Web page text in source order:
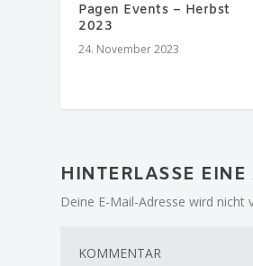
Pagen Events – Herbst
2023
24. November 2023
HINTERLASSE
Deine E-Mail-Adresse wird nicht